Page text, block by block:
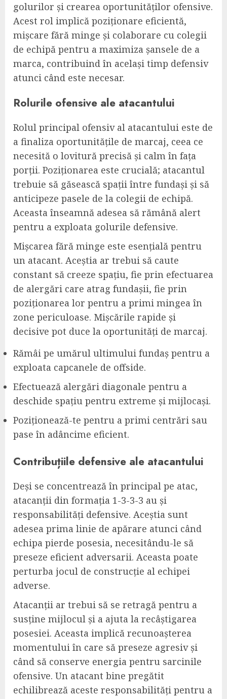
golurilor și crearea oportunităților ofensive.
Acest rol implică poziționare eficientă,
mișcare fără minge și colaborare cu colegii
de echipă pentru a maximiza șansele de a
marca, contribuind în același timp defensiv
atunci când este necesar.
Rolurile ofensive ale atacantului
Rolul principal ofensiv al atacantului este de
a finaliza oportunitățile de marcaj, ceea ce
necesită o lovitură precisă și calm în fața
porții. Poziționarea este crucială; atacantul
trebuie să găsească spații între fundași și să
anticipeze pasele de la colegii de echipă.
Aceasta înseamnă adesea să rămână alert
pentru a exploata golurile defensive.
Mișcarea fără minge este esențială pentru
un atacant. Aceștia ar trebui să caute
constant să creeze spațiu, fie prin efectuarea
de alergări care atrag fundașii, fie prin
poziționarea lor pentru a primi mingea în
zone periculoase. Mișcările rapide și
decisive pot duce la oportunități de marcaj.
Rămâi pe umărul ultimului fundaș pentru a
exploata capcanele de offside.
Efectuează alergări diagonale pentru a
deschide spațiu pentru extreme și mijlocași.
Poziționează-te pentru a primi centrări sau
pase în adâncime eficient.
Contribuțiile defensive ale atacantului
Deși se concentrează în principal pe atac,
atacanții din formația 1-3-3-3 au și
responsabilități defensive. Aceștia sunt
adesea prima linie de apărare atunci când
echipa pierde posesia, necesitându-le să
preseze eficient adversarii. Aceasta poate
perturba jocul de construcție al echipei
adverse.
Atacanții ar trebui să se retragă pentru a
susține mijlocul și a ajuta la recâștigarea
posesiei. Aceasta implică recunoașterea
momentului în care să preseze agresiv și
când să conserve energia pentru sarcinile
ofensive. Un atacant bine pregătit
echilibrează aceste responsabilități pentru a